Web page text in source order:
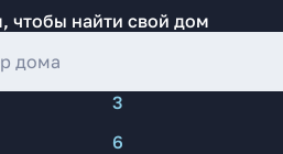
чтобы найти свой дом
3
6